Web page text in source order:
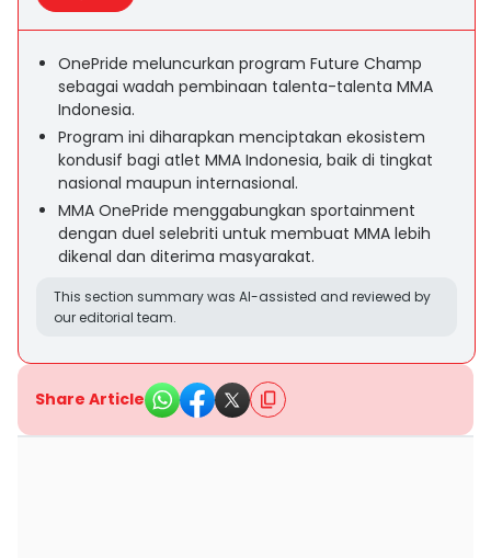
OnePride meluncurkan program Future Champ
sebagai wadah pembinaan talenta-talenta MMA
Indonesia.
Program ini diharapkan menciptakan ekosistem
kondusif bagi atlet MMA Indonesia, baik di tingkat
nasional maupun internasional.
MMA OnePride menggabungkan sportainment
dengan duel selebriti untuk membuat MMA lebih
dikenal dan diterima masyarakat.
This section summary was AI-assisted and reviewed by
our editorial team.
Share Article